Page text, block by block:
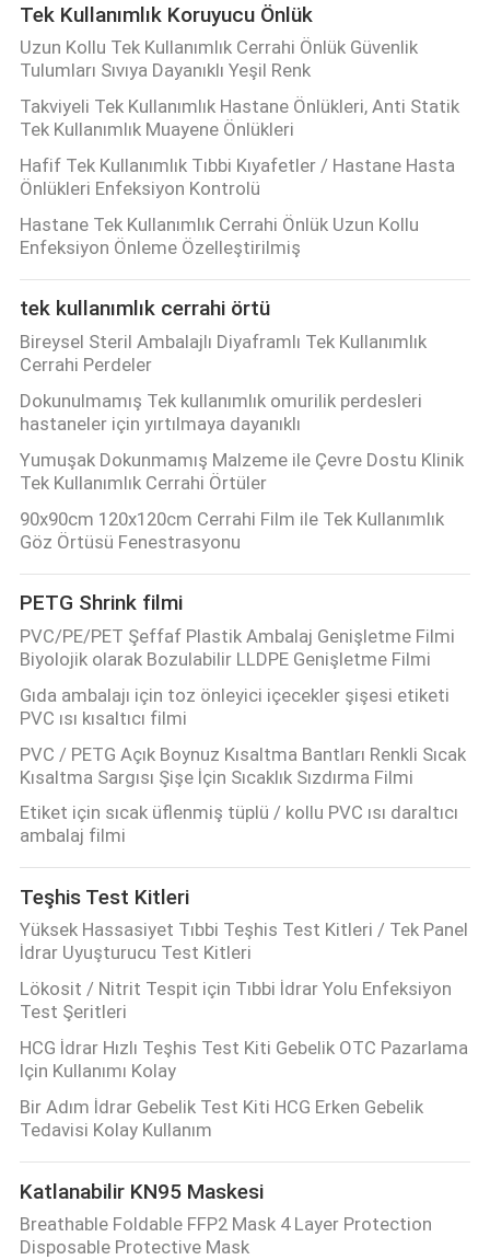
BIZIMLE
ILETIŞIME
GEÇIN
HABERLER
BIR
TEKLIF
ISTEĞI
SITE
HARITASI
PRIVACY
POLICY
Tek Kullanımlık Koruyucu Önlük
Uzun Kollu Tek Kullanımlık Cerrahi Önlük Güvenlik
Tulumları Sıvıya Dayanıklı Yeşil Renk
Takviyeli Tek Kullanımlık Hastane Önlükleri, Anti Statik
Tek Kullanımlık Muayene Önlükleri
Hafif Tek Kullanımlık Tıbbi Kıyafetler / Hastane Hasta
Önlükleri Enfeksiyon Kontrolü
Hastane Tek Kullanımlık Cerrahi Önlük Uzun Kollu
Enfeksiyon Önleme Özelleştirilmiş
tek kullanımlık cerrahi örtü
Bireysel Steril Ambalajlı Diyaframlı Tek Kullanımlık
Cerrahi Perdeler
Dokunulmamış Tek kullanımlık omurilik perdesleri
hastaneler için yırtılmaya dayanıklı
Yumuşak Dokunmamış Malzeme ile Çevre Dostu Klinik
Tek Kullanımlık Cerrahi Örtüler
90x90cm 120x120cm Cerrahi Film ile Tek Kullanımlık
Göz Örtüsü Fenestrasyonu
PETG Shrink filmi
PVC/PE/PET Şeffaf Plastik Ambalaj Genişletme Filmi
Biyolojik olarak Bozulabilir LLDPE Genişletme Filmi
Gıda ambalajı için toz önleyici içecekler şişesi etiketi
PVC ısı kısaltıcı filmi
PVC / PETG Açık Boynuz Kısaltma Bantları Renkli Sıcak
Kısaltma Sargısı Şişe İçin Sıcaklık Sızdırma Filmi
Etiket için sıcak üflenmiş tüplü / kollu PVC ısı daraltıcı
ambalaj filmi
Teşhis Test Kitleri
Yüksek Hassasiyet Tıbbi Teşhis Test Kitleri / Tek Panel
İdrar Uyuşturucu Test Kitleri
Lökosit / Nitrit Tespit için Tıbbi İdrar Yolu Enfeksiyon
Test Şeritleri
HCG İdrar Hızlı Teşhis Test Kiti Gebelik OTC Pazarlama
Için Kullanımı Kolay
Bir Adım İdrar Gebelik Test Kiti HCG Erken Gebelik
Tedavisi Kolay Kullanım
Katlanabilir KN95 Maskesi
Breathable Foldable FFP2 Mask 4 Layer Protection
Disposable Protective Mask